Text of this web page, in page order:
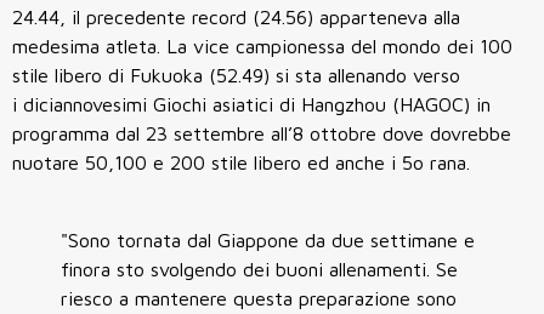
24.44, il precedente record (24.56) apparteneva alla
medesima atleta. La vice campionessa del mondo dei 100
stile libero di Fukuoka (52.49) si sta allenando verso
i diciannovesimi Giochi asiatici di Hangzhou (HAGOC) in
programma dal 23 settembre all’8 ottobre dove dovrebbe
nuotare 50,100 e 200 stile libero ed anche i 5o rana.
"Sono tornata dal Giappone da due settimane e
finora sto svolgendo dei buoni allenamenti. Se
riesco a mantenere questa preparazione sono